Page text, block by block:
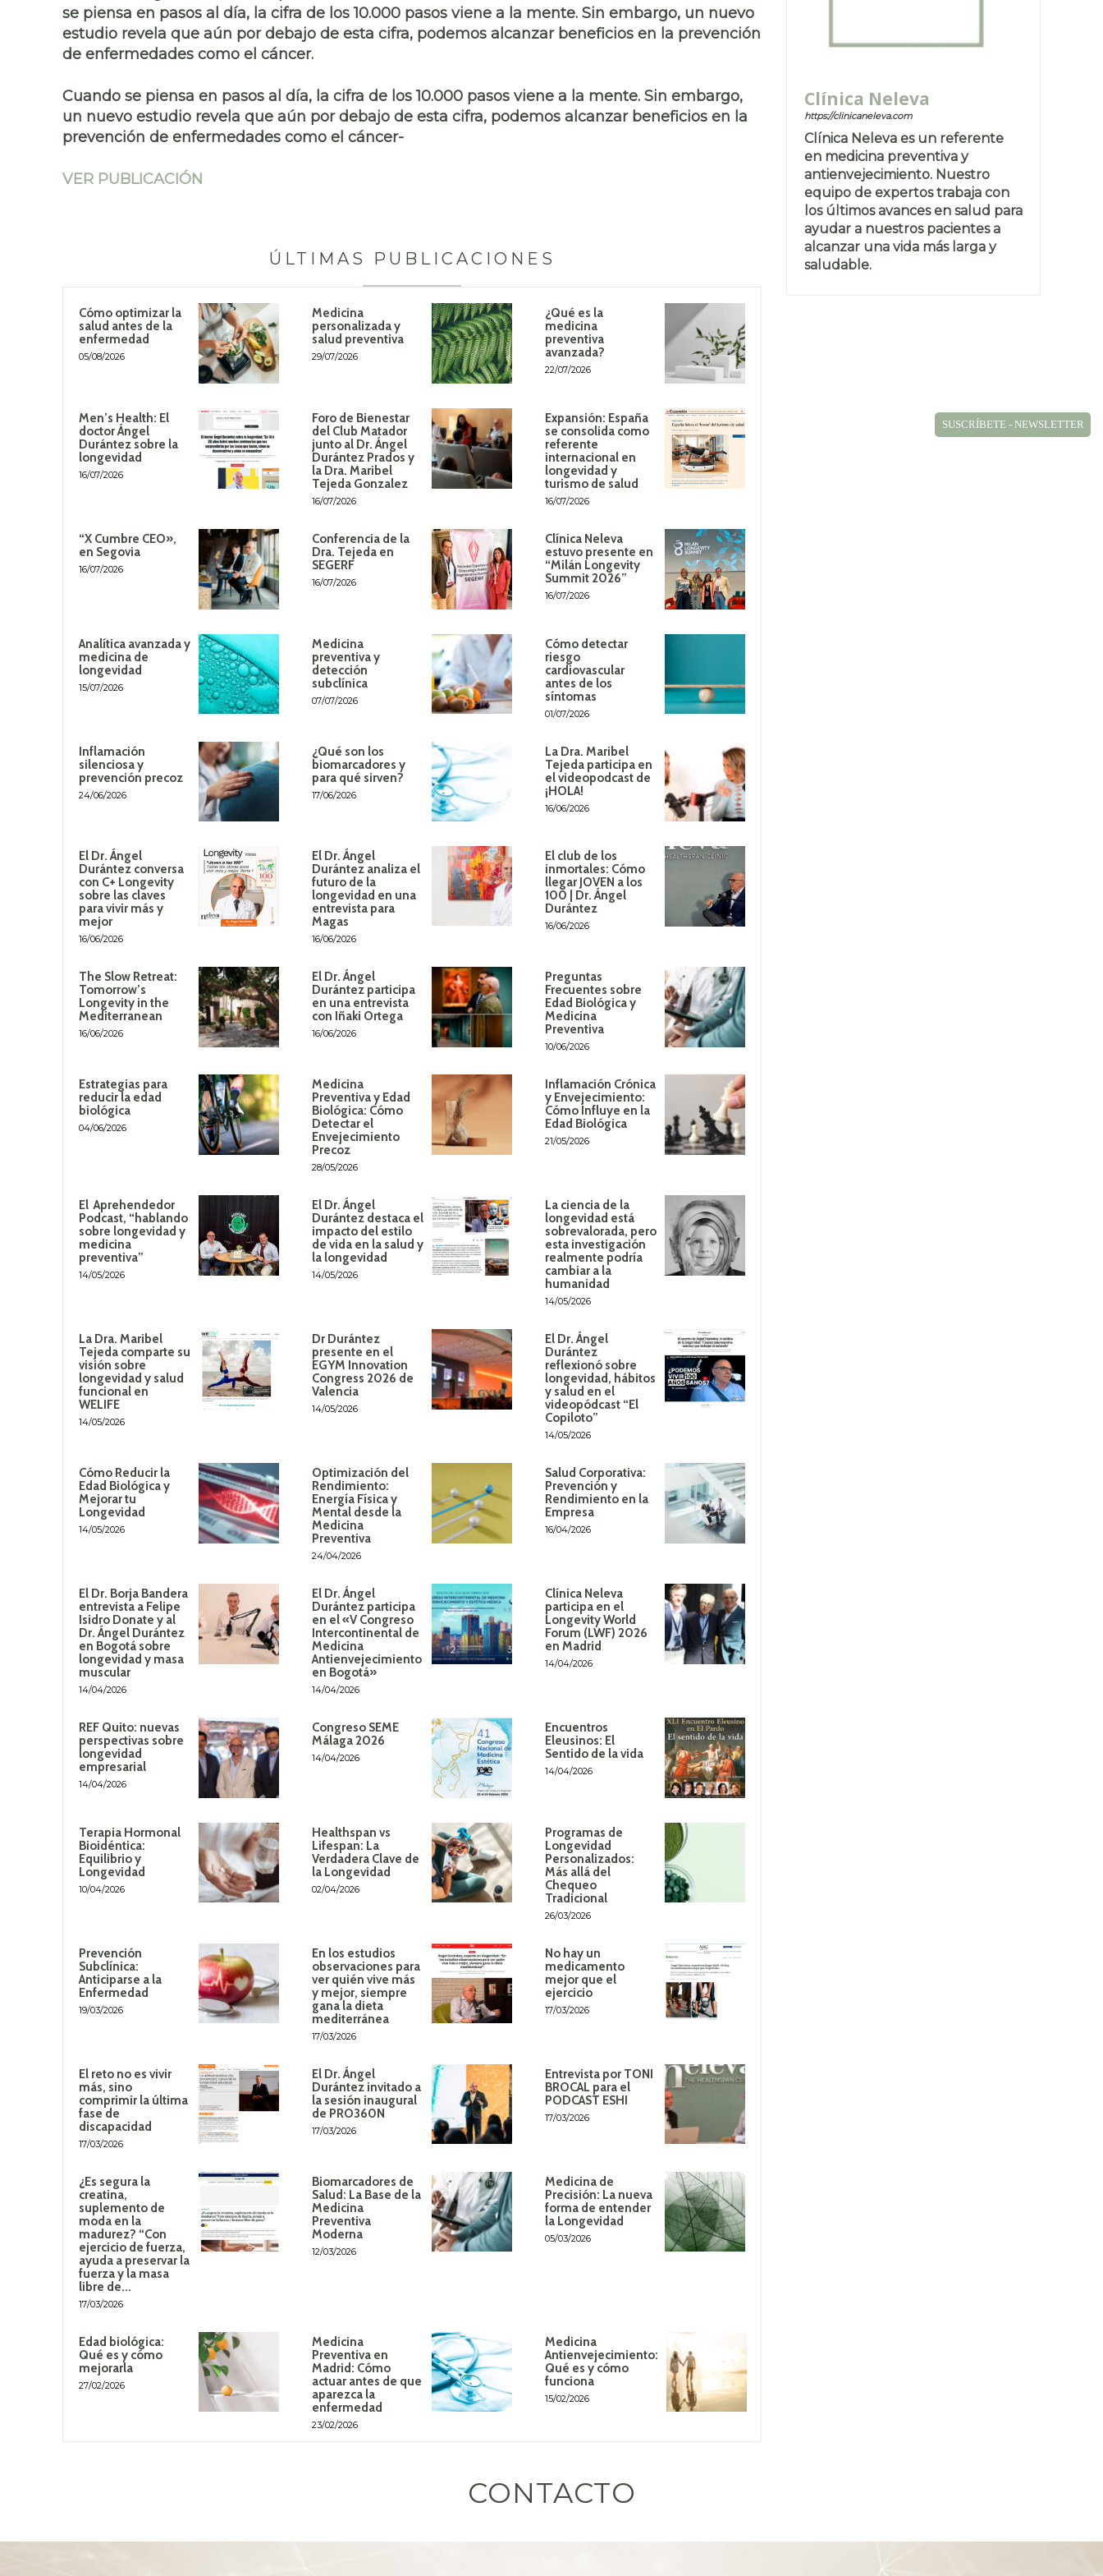
se piensa en pasos al día, la cifra de los 10.000 pasos viene a la mente. Sin embargo, un nuevo
estudio revela que aún por debajo de esta cifra, podemos alcanzar beneficios en la prevención
de enfermedades como el cáncer.
Cuando se piensa en pasos al día, la cifra de los 10.000 pasos viene a la mente. Sin embargo,
un nuevo estudio revela que aún por debajo de esta cifra, podemos alcanzar beneficios en la
prevención de enfermedades como el cáncer-
VER PUBLICACIÓN
ÚLTIMAS PUBLICACIONES
Cómo optimizar la
salud antes de la
enfermedad
05/08/2026
Medicina
personalizada y
salud preventiva
29/07/2026
¿Qué es la
medicina
preventiva
avanzada?
22/07/2026
Men’s Health: El
doctor Ángel
Durántez sobre la
longevidad
16/07/2026
Foro de Bienestar
del Club Matador
junto al Dr. Ángel
Durántez Prados y
la Dra. Maribel
Tejeda Gonzalez
16/07/2026
Expansión: España
se consolida como
referente
internacional en
longevidad y
turismo de salud
16/07/2026
“X Cumbre CEO»,
en Segovia
16/07/2026
Conferencia de la
Dra. Tejeda en
SEGERF
16/07/2026
Clínica Neleva
estuvo presente en
“Milán Longevity
Summit 2026”
16/07/2026
Analítica avanzada y
medicina de
longevidad
15/07/2026
Medicina
preventiva y
detección
subclínica
07/07/2026
Cómo detectar
riesgo
cardiovascular
antes de los
síntomas
01/07/2026
Inflamación
silenciosa y
prevención precoz
24/06/2026
¿Qué son los
biomarcadores y
para qué sirven?
17/06/2026
La Dra. Maribel
Tejeda participa en
el videopodcast de
¡HOLA!
16/06/2026
El Dr. Ángel
Durántez conversa
con C+ Longevity
sobre las claves
para vivir más y
mejor
16/06/2026
El Dr. Ángel
Durántez analiza el
futuro de la
longevidad en una
entrevista para
Magas
16/06/2026
El club de los
inmortales: Cómo
llegar JOVEN a los
100 | Dr. Ángel
Durántez
16/06/2026
The Slow Retreat:
Tomorrow’s
Longevity in the
Mediterranean
16/06/2026
El Dr. Ángel
Durántez participa
en una entrevista
con Iñaki Ortega
16/06/2026
Preguntas
Frecuentes sobre
Edad Biológica y
Medicina
Preventiva
10/06/2026
Estrategias para
reducir la edad
biológica
04/06/2026
Medicina
Preventiva y Edad
Biológica: Cómo
Detectar el
Envejecimiento
Precoz
28/05/2026
Inflamación Crónica
y Envejecimiento:
Cómo Influye en la
Edad Biológica
21/05/2026
El Aprehendedor
Podcast, “hablando
sobre longevidad y
medicina
preventiva”
14/05/2026
El Dr. Ángel
Durántez destaca el
impacto del estilo
de vida en la salud y
la longevidad
14/05/2026
La ciencia de la
longevidad está
sobrevalorada, pero
esta investigación
realmente podría
cambiar a la
humanidad
14/05/2026
La Dra. Maribel
Tejeda comparte su
visión sobre
longevidad y salud
funcional en
WELIFE
14/05/2026
Dr Durántez
presente en el
EGYM Innovation
Congress 2026 de
Valencia
14/05/2026
El Dr. Ángel
Durántez
reflexionó sobre
longevidad, hábitos
y salud en el
videopódcast “El
Copiloto”
14/05/2026
Cómo Reducir la
Edad Biológica y
Mejorar tu
Longevidad
14/05/2026
Optimización del
Rendimiento:
Energía Física y
Mental desde la
Medicina
Preventiva
24/04/2026
Salud Corporativa:
Prevención y
Rendimiento en la
Empresa
16/04/2026
El Dr. Borja Bandera
entrevista a Felipe
Isidro Donate y al
Dr. Ángel Durántez
en Bogotá sobre
longevidad y masa
muscular
14/04/2026
El Dr. Ángel
Durántez participa
en el «V Congreso
Intercontinental de
Medicina
Antienvejecimiento
en Bogotá»
14/04/2026
Clínica Neleva
participa en el
Longevity World
Forum (LWF) 2026
en Madrid
14/04/2026
REF Quito: nuevas
perspectivas sobre
longevidad
empresarial
14/04/2026
Congreso SEME
Málaga 2026
14/04/2026
Encuentros
Eleusinos: El
Sentido de la vida
14/04/2026
Terapia Hormonal
Bioidéntica:
Equilibrio y
Longevidad
10/04/2026
Healthspan vs
Lifespan: La
Verdadera Clave de
la Longevidad
02/04/2026
Programas de
Longevidad
Personalizados:
Más allá del
Chequeo
Tradicional
26/03/2026
Prevención
Subclínica:
Anticiparse a la
Enfermedad
19/03/2026
En los estudios
observaciones para
ver quién vive más
y mejor, siempre
gana la dieta
mediterránea
17/03/2026
No hay un
medicamento
mejor que el
ejercicio
17/03/2026
El reto no es vivir
más, sino
comprimir la última
fase de
discapacidad
17/03/2026
El Dr. Ángel
Durántez invitado a
la sesión inaugural
de PRO360N
17/03/2026
Entrevista por TONI
BROCAL para el
PODCAST ESHI
17/03/2026
¿Es segura la
creatina,
suplemento de
moda en la
madurez? “Con
ejercicio de fuerza,
ayuda a preservar la
fuerza y la masa
libre de...
17/03/2026
Biomarcadores de
Salud: La Base de la
Medicina
Preventiva
Moderna
12/03/2026
Medicina de
Precisión: La nueva
forma de entender
la Longevidad
05/03/2026
Edad biológica:
Qué es y cómo
mejorarla
27/02/2026
Medicina
Preventiva en
Madrid: Cómo
actuar antes de que
aparezca la
enfermedad
23/02/2026
Medicina
Antienvejecimiento:
Qué es y cómo
funciona
15/02/2026
Clínica Neleva
https://clinicaneleva.com
Clínica Neleva es un referente
en medicina preventiva y
antienvejecimiento. Nuestro
equipo de expertos trabaja con
los últimos avances en salud para
ayudar a nuestros pacientes a
alcanzar una vida más larga y
saludable.
CONTACTO
SUSCRÍBETE - NEWSLETTER